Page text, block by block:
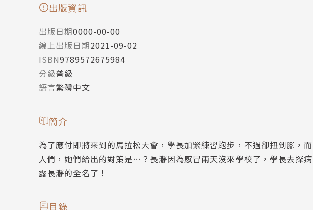
出版資訊
出版日期0000-00-00
線上出版日期2021-09-02
ISBN9789572675984
分級普級
語言繁體中文
簡介
為了應付即將來到的馬拉松大會，學長加緊練習跑步，不過卻扭到腳，
人們，她們給出的對策是…？長瀞因為感冒兩天沒來學校了，學長去探
露長瀞的全名了！
目錄